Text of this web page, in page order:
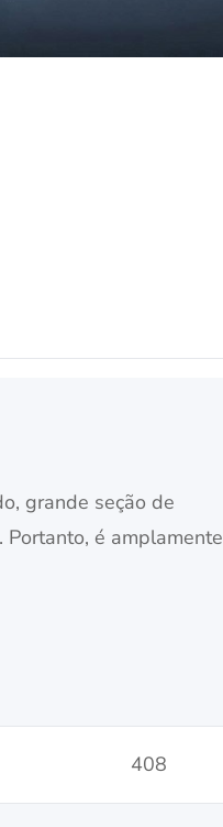
grande seção de
é amplamente
408